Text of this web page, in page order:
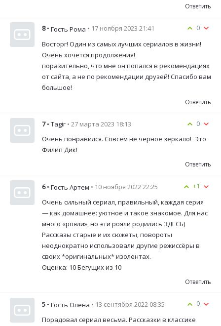
Ответить
0
8 • Гость Рома • 17 ноября 2023 21:41
Восторг! Один из самых лучших сериалов в жизни!
Очень хочется продолжения!
поразительно, что мне он попался в рекомендациях
от сайта, а не по рекомендации друзей! Спасибо вам
большое!
Ответить
0
7 • Tagir • 27 марта 2023 18:13
Очень понравился. Совсем не черное зеркало! Это
Филип Дик!
Ответить
+1
6 • Гость Артем • 10 ноября 2022 22:25
Очень сильный сериал, правильный, каждая серия
— как домашнее: уютное и такое знакомое. Для нас
много «рояли», но эти рояли родились ЗДЕСЬ)
Рассказы старые и их сюжеты, повороты
неоднократно использовали другие режиссёры в
своих *оригинальных* изолентах.
Оценка: 10 Бегущих из 10
Ответить
0
5 • Гость Олена • 13 сентября 2022 08:35
Порадовал сериал весьма. Рассказки в классике